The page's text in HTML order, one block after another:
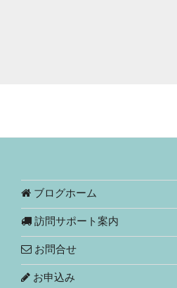
ブログホーム
訪問サポート案内
お問合せ
お申込み